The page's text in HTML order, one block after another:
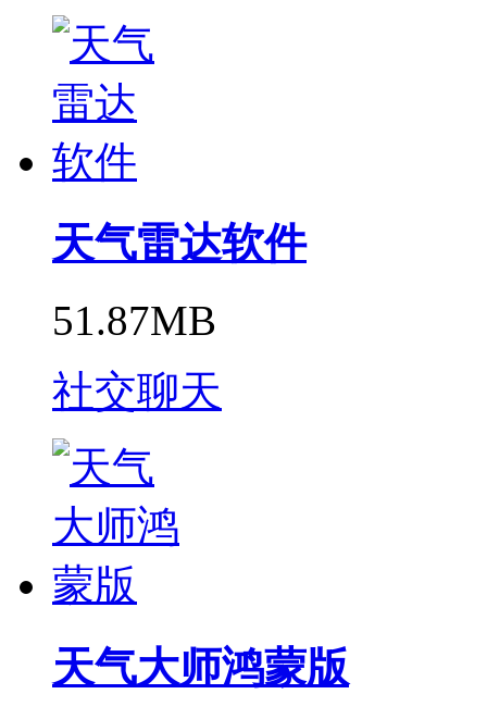
天气雷达软件
51.87MB
社交聊天
天气大师鸿蒙版